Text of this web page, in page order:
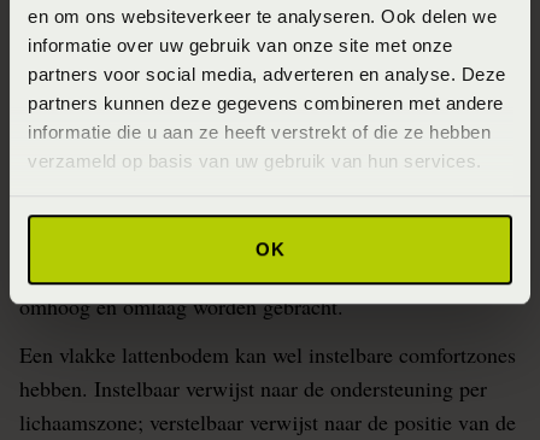
en om ons websiteverkeer te analyseren. Ook delen we
informatie over uw gebruik van onze site met onze
partners voor social media, adverteren en analyse. Deze
partners kunnen deze gegevens combineren met andere
informatie die u aan ze heeft verstrekt of die ze hebben
verzameld op basis van uw gebruik van hun services.
OK
Wat is het verschil tussen
een vlakke en een
verstelbare lattenbodem?
positie. Bij een verstelbare lattenbodem kunnen het
omhoog en omlaag worden gebracht.
Een vlakke lattenbodem kan wel instelbare comfortzones
hebben. Instelbaar verwijst naar de ondersteuning per
lichaamszone; verstelbaar verwijst naar de positie van de